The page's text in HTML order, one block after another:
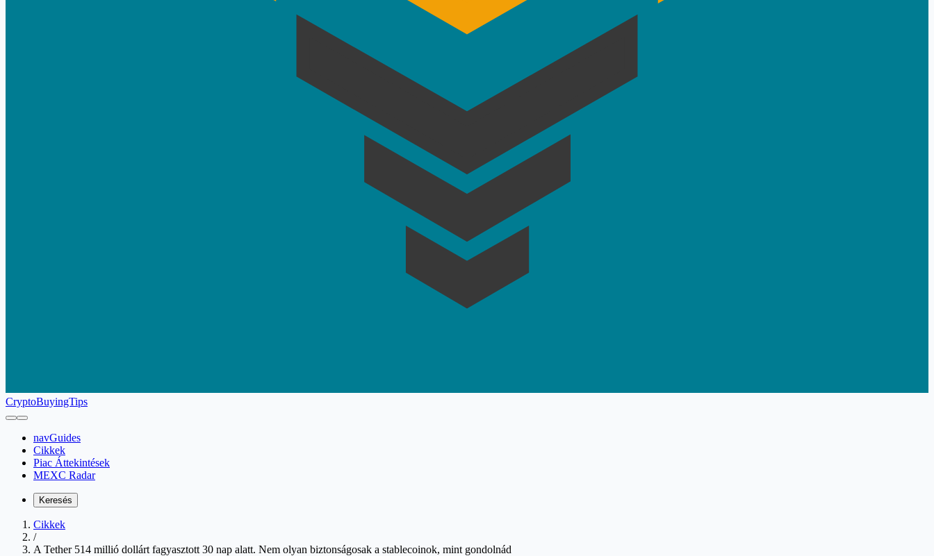
CryptoBuyingTips
navGuides
Cikkek
Piac Áttekintések
MEXC Radar
Keresés
Cikkek
/
A Tether 514 millió dollárt fagyasztott 30 nap alatt. Nem olyan biztonságosak a stablecoinok, mint gondolnád